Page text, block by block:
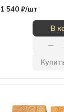
1 540 ₽/шт
В